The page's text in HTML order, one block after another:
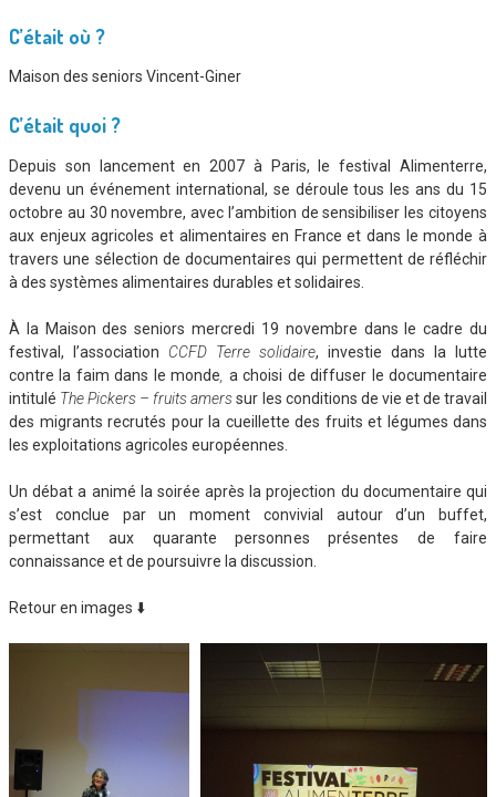
C’était où ?
Maison des seniors Vincent-Giner
C’était quoi ?
Depuis son lancement en 2007 à Paris, le festival Alimenterre,
devenu un événement international, se déroule tous les ans du 15
octobre au 30 novembre, avec l’ambition de sensibiliser les citoyens
aux enjeux agricoles et alimentaires en France et dans le monde à
travers une sélection de documentaires qui permettent de réfléchir
à des systèmes alimentaires durables et solidaires.
À la Maison des seniors mercredi 19 novembre dans le cadre du
festival, l’association CCFD Terre solidaire, investie dans la lutte
contre la faim dans le monde a choisi de diffuser le documentaire
intitulé The Pickers – fruits amerssur les conditions de vie et de travail
des migrants recrutés pour la cueillette des fruits et légumes dans
les exploitations agricoles européennes.
Un débat a animé la soirée après la projection du documentaire qui
s’est conclue par un moment convivial autour d’un buffet,
permettant aux quarante personnes présentes de faire
connaissance et de poursuivre la discussion.
Retour en images ⬇️